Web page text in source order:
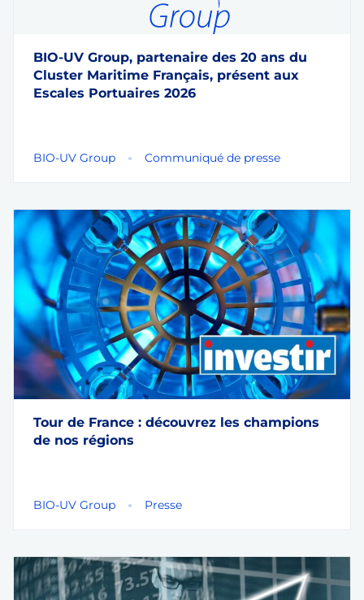
BIO-UV Group, partenaire des 20 ans du
Cluster Maritime Français, présent aux
Escales Portuaires 2026
BIO-UV Group Communiqué de presse
Tour de France : découvrez les champions
de nos régions
BIO-UV Group Presse